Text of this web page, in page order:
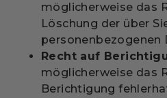
möglicherweise das
Löschung der über
personenbezogenen
Recht auf
möglicherweise das
Berichtigung